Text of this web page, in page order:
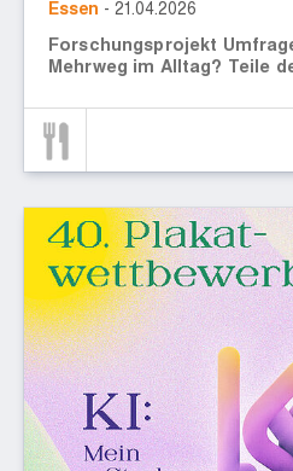
Essen - 21.04.2026
Forschungsprojekt
Mehrweg im Alltag? Teile